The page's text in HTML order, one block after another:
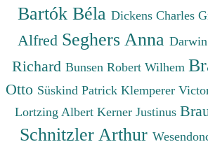
Bartók Béla Dickens Charles
Alfred Seghers Anna
Richard Bunsen Robert Wilhem
Otto Süskind Patrick Klemperer
Lortzing Albert Kerner Justinus
Schnitzler Arthur